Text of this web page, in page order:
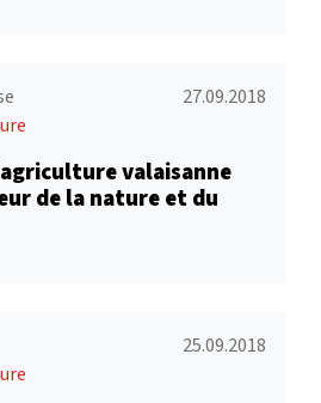
27.09.2018
valaisanne
de la nature et du
25.09.2018